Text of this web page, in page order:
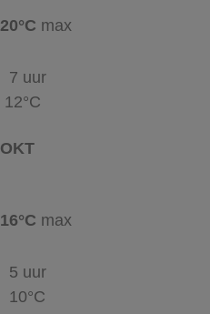
20°C max
7 uur
12°C
OKT
16°C max
5 uur
10°C